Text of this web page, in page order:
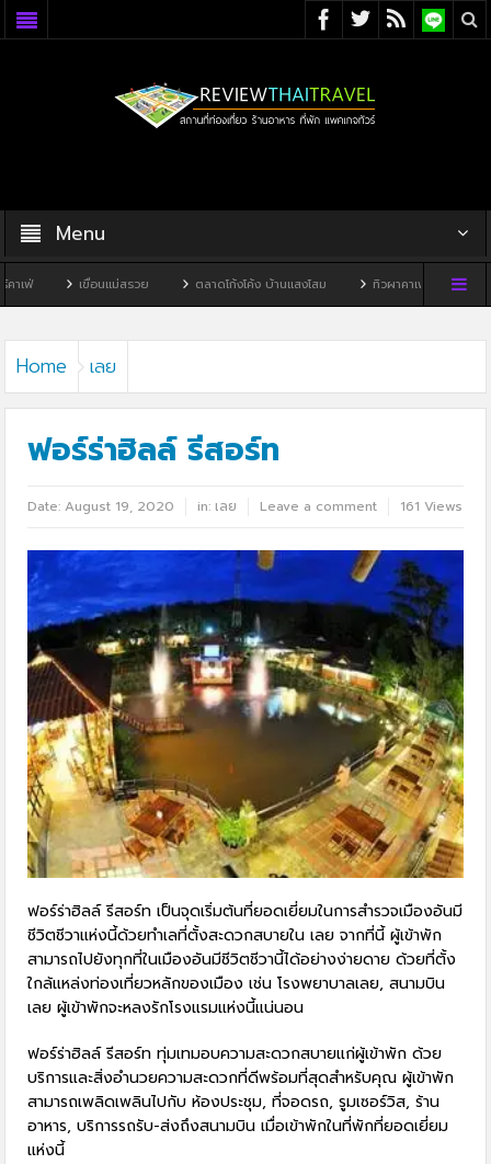
Menu
ขื่อนแม่สรวย ตลาดโก้งโค้ง บ้านแสงโสม ทิวผาคาเฟ่ บ้านพิพิธภัณฑ์ไทด
Home เลย
ฟอร์ร่าฮิลล์ รีสอร์ท
Date:August 19, 2020 in: เลย Leave a comment 161 Views
ฟอร์ร่าฮิลล์ รีสอร์ท เป็นจุดเริ่มต้นที่ยอดเยี่ยมในการสำรวจเมืองอันมี
ชีวิตชีวาแห่งนี้ด้วยทำเลที่ตั้งสะดวกสบายใน เลย จากที่นี้ ผู้เข้าพัก
สามารถไปยังทุกที่ในเมืองอันมีชีวิตชีวานี้ได้อย่างง่ายดาย ด้วยที่ตั้ง
ใกล้แหล่งท่องเที่ยวหลักของเมือง เช่น โรงพยาบาลเลย, สนามบิน
เลย ผู้เข้าพักจะหลงรักโรงแรมแห่งนี้แน่นอน
ฟอร์ร่าฮิลล์ รีสอร์ท ทุ่มเทมอบความสะดวกสบายแก่ผู้เข้าพัก ด้วย
บริการและสิ่งอำนวยความสะดวกที่ดีพร้อมที่สุดสำหรับคุณ ผู้เข้าพัก
สามารถเพลิดเพลินไปกับ ห้องประชุม, ที่จอดรถ, รูมเซอร์วิส, ร้าน
อาหาร, บริการรถรับ-ส่งถึงสนามบิน เมื่อเข้าพักในที่พักที่ยอดเยี่ยม
แห่งนี้